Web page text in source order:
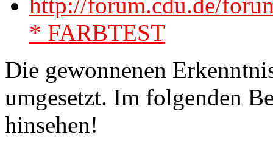
* FARBTEST
Die gewonnenen
umgesetzt. Im folgenden
hinsehen!